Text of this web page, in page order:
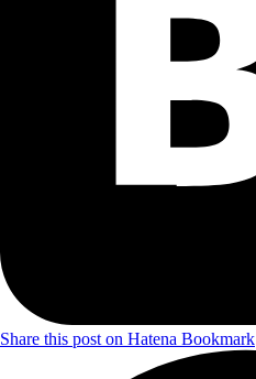
Share this post on Hatena Bookmark